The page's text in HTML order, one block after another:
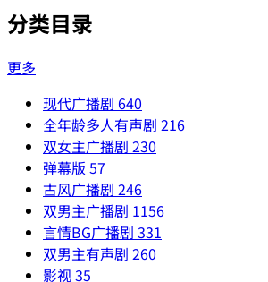
分类目录
更多
现代广播剧 640
全年龄多人有声剧 216
双女主广播剧 230
弹幕版 57
古风广播剧 246
双男主广播剧 1156
言情BG广播剧 331
双男主有声剧 260
影视35